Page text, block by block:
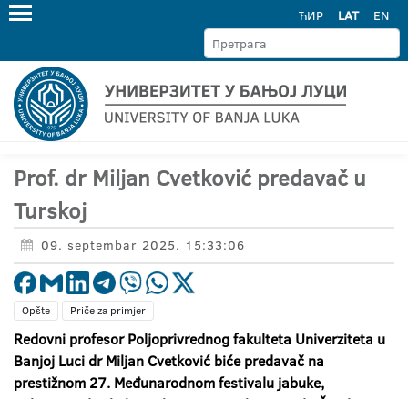
ЋИР LAT EN
Prof. dr Miljan Cvetković predavač u
Turskoj
09. septembar 2025. 15:33:06
Opšte Priče za primjer
Redovni profesor Poljoprivrednog fakulteta Univerziteta u
Banjoj Luci dr Miljan Cvetković biće predavač na
prestižnom 27. Međunarodnom festivalu jabuke,